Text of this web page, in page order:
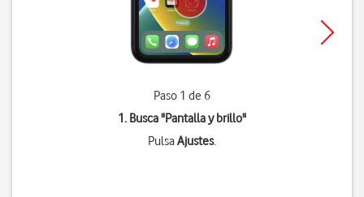
Paso 1 de 6
1. Busca "Pantalla y brillo"
PulsaAjustes.